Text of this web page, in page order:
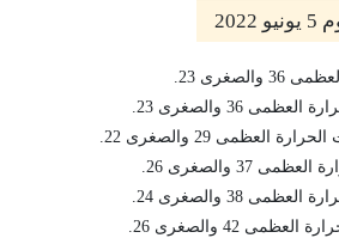
23.
36 والصغرى 23.
العظمى 29 والصغرى 22.
37 والصغرى 26.
38 والصغرى 24.
42 والصغرى 26.